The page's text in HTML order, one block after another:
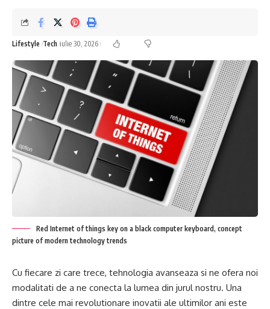
Lifestyle Tech iulie 30, 2026
Red Internet of things key on a black computer keyboard, concept
picture of modern technology trends
Cu fiecare zi care trece, tehnologia avanseaza si ne ofera noi
modalitati de a ne conecta la lumea din jurul nostru. Una
dintre cele mai revolutionare inovatii ale ultimilor ani este